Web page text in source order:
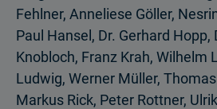
Fehlner, Anneliese Göller,
Paul Hansel, Dr. Gerhard Hopp,
Knobloch, Franz Krah, Wilhelm
Ludwig, Werner Müller,
Markus Rick, Peter Rottner,